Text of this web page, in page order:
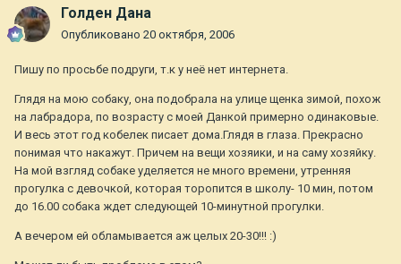
Голден Дана
Опубликовано 20 октября, 2006
Пишу по просьбе подруги, т.к у неё нет интернета.
Глядя на мою собаку, она подобрала на улице щенка зимой, похож
на лабрадора, по возрасту с моей Данкой примерно одинаковые.
И весь этот год кобелек писает дома.Глядя в глаза. Прекрасно
понимая что накажут. Причем на вещи хозяики, и на саму хозяйку.
На мой взгляд собаке уделяется не много времени, утренняя
прогулка с девочкой, которая торопится в школу- 10 мин, потом
до 16.00 собака ждет следующей 10-минутной прогулки.
А вечером ей обламывается аж целых 20-30!!! :)